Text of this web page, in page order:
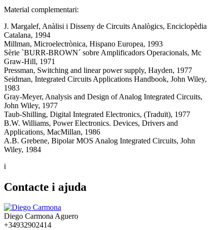
Material complementari:
J. Margalef, Anàlisi i Disseny de Circuits Analògics, Enciclopèdia
Catalana, 1994
Millman, Microelectrònica, Hispano Europea, 1993
Sèrie `BURR-BROWN´ sobre Amplificadors Operacionals, Mc
Graw-Hill, 1971
Pressman, Switching and linear power supply, Hayden, 1977
Seidman, Integrated Circuits Applications Handbook, John Wiley,
1983
Gray-Meyer, Analysis and Design of Analog Integrated Circuits,
John Wiley, 1977
Taub-Shilling, Digital Integrated Electronics, (Traduït), 1977
B.W. Williams, Power Electronics. Devices, Drivers and
Applications, MacMillan, 1986
A.B. Grebene, Bipolar MOS Analog Integrated Circuits, John
Wiley, 1984
i
Contacte i ajuda
Diego Carmona Aguero
+34932902414